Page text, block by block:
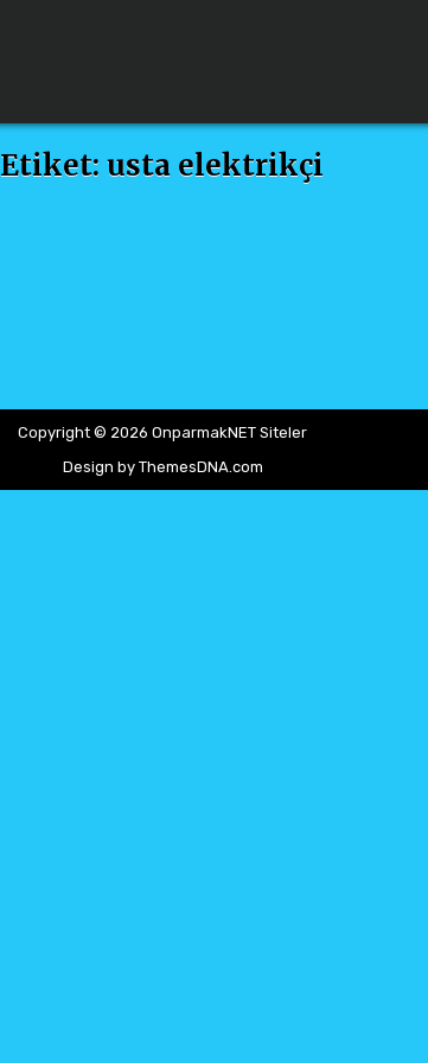
Etiket:usta elektrikçi
Copyright © 2026 OnparmakNET Siteler
Design by ThemesDNA.com